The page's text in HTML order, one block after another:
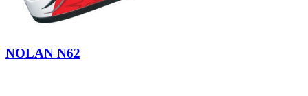
Red
35
NOLAN N62